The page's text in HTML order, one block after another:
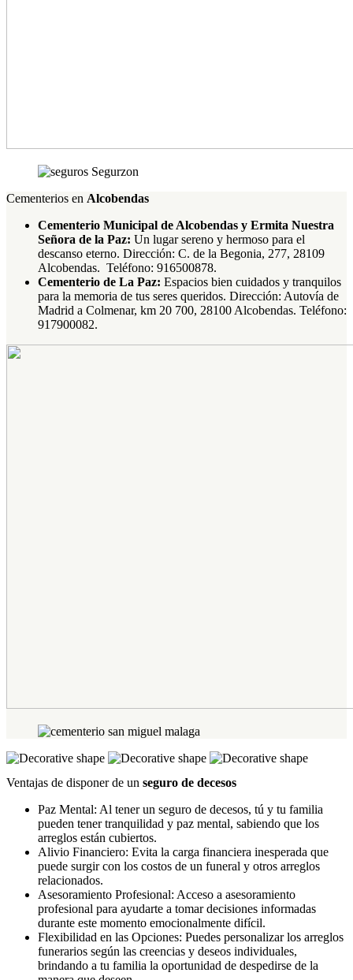
Cementerios en Alcobendas
Cementerio Municipal de Alcobendas y Ermita Nuestra
Señora de la Paz: Un lugar sereno y hermoso para el
descanso eterno. Dirección: C. de la Begonia, 277, 28109
Alcobendas. Teléfono: 916500878.
Cementerio de La Paz: Espacios bien cuidados y tranquilos
para la memoria de tus seres queridos. Dirección: Autovía de
Madrid a Colmenar, km 20 700, 28100 Alcobendas. Teléfono:
917900082.
Ventajas de disponer de un seguro de decesos
Paz Mental: Al tener un seguro de decesos, tú y tu familia
pueden tener tranquilidad y paz mental, sabiendo que los
arreglos están cubiertos.
Alivio Financiero: Evita la carga financiera inesperada que
puede surgir con los costos de un funeral y otros arreglos
relacionados.
Asesoramiento Profesional: Acceso a asesoramiento
profesional para ayudarte a tomar decisiones informadas
durante este momento emocionalmente difícil.
Flexibilidad en las Opciones: Puedes personalizar los arreglos
funerarios según las creencias y deseos individuales,
brindando a tu familia la oportunidad de despedirse de la